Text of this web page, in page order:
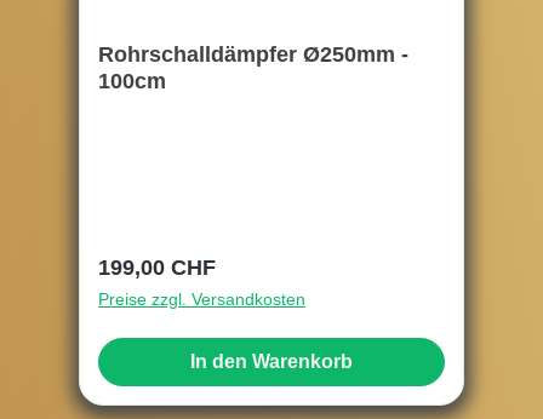
Rohrschalldämpfer Ø250mm -
100cm
Regulärer Preis:
199,00 CHF
Preise zzgl. Versandkosten
In den Warenkorb